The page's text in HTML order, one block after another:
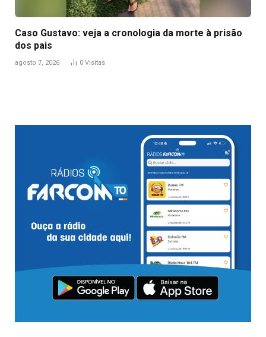
Caso Gustavo: veja a cronologia da morte à prisão
dos pais
agosto 7, 2026 0 Visitas